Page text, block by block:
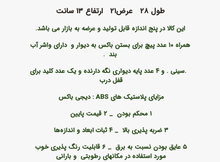
طول ۲۸ عرض۲۱ ارتفاع ۱۳ سانت
این کالا در پنج اندازه قابل تولید و عرضه به بازار می باشد.
همراه ۱۰ عدد پیچ برای بستن باکس به دیوار و دارای واشر آب
بند .
.سینی . و ۴ عدد پایه دیواری نگه دارنده و یک عدد کلید برای
قفل درب
مزایای پلاستیک هایABS : دیجی باکس
۱ محکم بودن
_ ۲ قیمت پایین
۳ ضربه‌ پذیری بالا
_۴ ثبات ابعاد و اندازه‌ها
۵ عایق بودن نسبت به برق
_ ۶ قابلیت رنگ ‌پذیری خوب
مورد استفاده در مکانهای رطوبتی و بارانی